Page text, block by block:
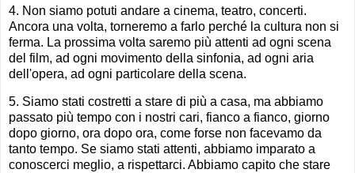
4. Non siamo potuti andare a cinema, teatro, concerti.
Ancora una volta, torneremo a farlo perché la cultura non si
ferma. La prossima volta saremo più attenti ad ogni scena
del film, ad ogni movimento della sinfonia, ad ogni aria
dell'opera, ad ogni particolare della scena.
5. Siamo stati costretti a stare di più a casa, ma abbiamo
passato più tempo con i nostri cari, fianco a fianco, giorno
dopo giorno, ora dopo ora, come forse non facevamo da
tanto tempo. Se siamo stati attenti, abbiamo imparato a
conoscerci meglio, a rispettarci. Abbiamo capito che stare